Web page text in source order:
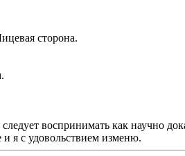
сторона.
воспринимать как научно
я с удовольствием изменю.